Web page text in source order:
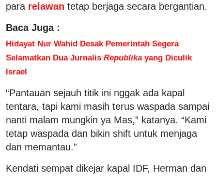
para relawan tetap berjaga secara bergantian.
Baca Juga :
Hidayat Nur Wahid Desak Pemerintah Segera
Selamatkan Dua Jurnalis Republika yang Diculik
lsrael
“Pantauan sejauh titik ini nggak ada kapal
tentara, tapi kami masih terus waspada sampai
nanti malam mungkin ya Mas,” katanya. “Kami
tetap waspada dan bikin shift untuk menjaga
dan memantau.”
Kendati sempat dikejar kapal IDF, Herman dan